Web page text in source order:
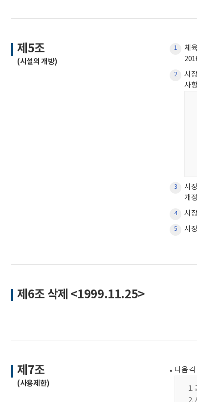
제5조
(시설의 개방)
1
체
2
시
사
3
시
개
4 시
5 시
제6조 삭제 <1999.11.25>
제7조
(사용제한)
다음